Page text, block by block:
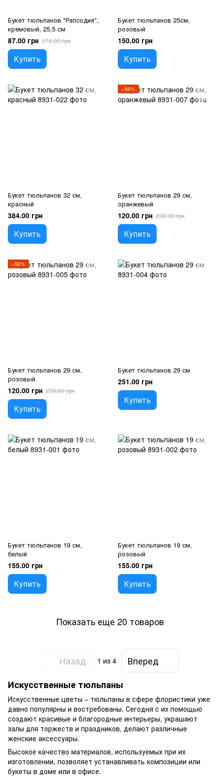
Букет тюльпанов "Рапсодия",
кремовый, 25,5 см
87.00 грн 174.00 грн
Купить
Букет тюльпанов 25см,
розовый
150.00 грн
Купить
Букет тюльпанов 32 см,
красный
384.00 грн
Купить
−50%
Букет тюльпанов 29 см,
оранжевый
120.00 грн 239.00 грн
Купить
−50%
Букет тюльпанов 29 см,
розовый
120.00 грн 239.00 грн
Купить
Букет тюльпанов 29 см
251.00 грн
Купить
Букет тюльпанов 19 см,
белый
155.00 грн
Купить
Букет тюльпанов 19 см,
розовый
155.00 грн
Купить
Показать еще 20 товаров
Назад 1 из 4
Вперед
Искусственные тюльпаны
Искусственные цветы – тюльпаны в сфере флористики уже
давно популярны и востребованы. Сегодня с их помощью
создают красивые и благородные интерьеры, украшают
залы для торжеств и праздников, делают различные
женские аксессуары.
Высокое качество материалов, используемых при их
изготовлении, позволяет устанавливать композиции или
букеты в доме или в офисе.